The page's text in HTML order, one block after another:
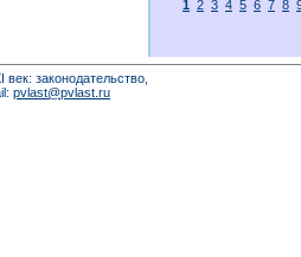
1 2 3 4 5 6 7 8
законодательство,
pvlast@pvlast.ru